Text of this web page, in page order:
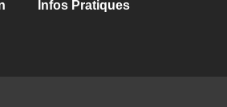
Infos Pratiques